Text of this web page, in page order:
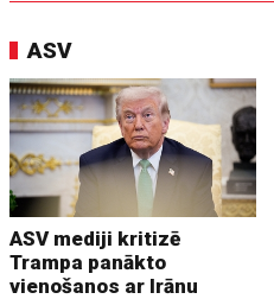
ASV
ASV mediji kritizē
Trampa panākto
vienošanos ar Irānu